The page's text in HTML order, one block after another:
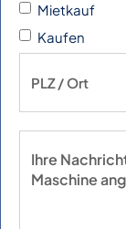
Mietkauf
Kaufen